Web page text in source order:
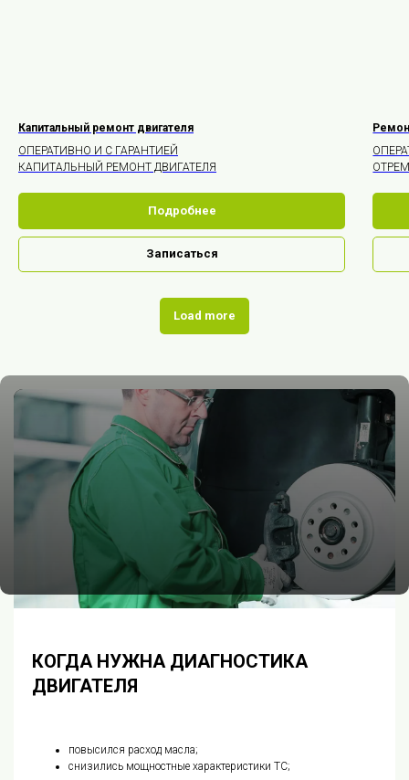
Капитальный ремонт двигателя
ОПЕРАТИВНО И С ГАРАНТИЕЙ
КАПИТАЛЬНЫЙ РЕМОНТ ДВИГАТЕЛЯ
Подробнее
Записаться
Load more
КОГДА НУЖНА ДИАГНОСТИКА
ДВИГАТЕЛЯ
повысился расход масла;
снизились мощностные характеристики ТС;